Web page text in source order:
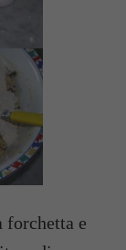
forchetta e